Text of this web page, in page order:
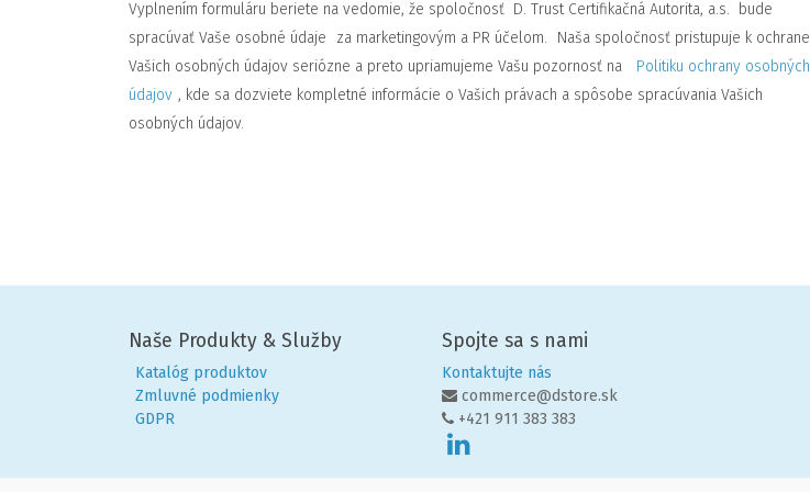
Vyplnením formuláru beriete na vedomie, že spoločnosť D. Trust Certifikačná Autorita, a.s. bude
spracúvať Vaše osobné údaje
za marketingovým a PR účelom.
Naša spoločnosť pristupuje k ochrane
Vašich osobných údajov seriózne a preto upriamujeme Vašu pozornosť na
Politiku ochrany osobných
údajov , kde sa dozviete kompletné informácie o Vašich právach a spôsobe spracúvania Vašich
osobných údajov.
Naše Produkty & Služby
Katalóg produktov
Zmluvné podmienky
GDPR
Spojte sa s nami
Kontaktujte nás
commerce@dstore.sk
+421 911 383 383